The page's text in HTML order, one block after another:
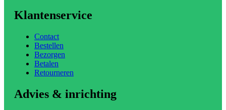
Klantenservice
Contact
Bestellen
Bezorgen
Betalen
Retourneren
Advies & inrichting